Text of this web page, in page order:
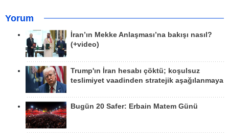
Yorum
İran’ın Mekke Anlaşması’na bakışı nasıl?
(+video)
Trump'ın İran hesabı çöktü; koşulsuz
teslimiyet vaadinden stratejik aşağılanmaya
Bugün 20 Safer: Erbain Matem Günü